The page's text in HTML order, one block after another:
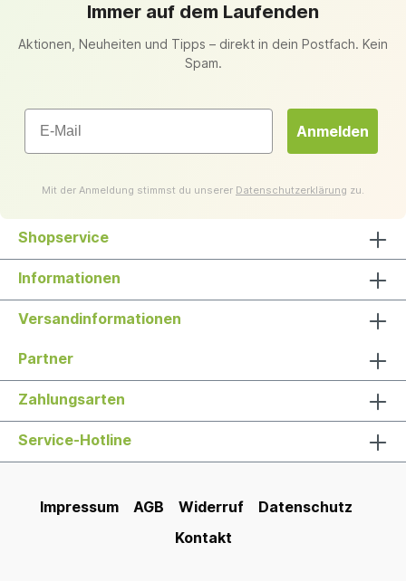
Immer auf dem Laufenden
Aktionen, Neuheiten und Tipps – direkt in dein Postfach. Kein
Spam.
Email
Anmelden
Mit der Anmeldung stimmst du unserer Datenschutzerklärung zu.
Shopservice
Informationen
Versandinformationen
Partner
Zahlungsarten
Service-Hotline
Impressum AGB Widerruf
Datenschutz
Kontakt